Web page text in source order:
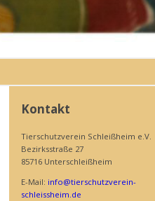
Kontakt
Tierschutzverein Schleißheim e.V.
Bezirksstraße 27
85716 Unterschleißheim
E-Mail: info@tierschutzverein-
schleissheim.de